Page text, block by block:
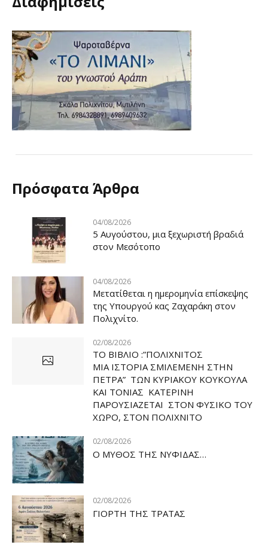
Πρόσφατα Άρθρα
04/08/2026
5 Αυγούστου, μια ξεχωριστή βραδιά
στον Μεσότοπο
04/08/2026
Μετατίθεται η ημερομηνία επίσκεψης
της Υπουργού κας Ζαχαράκη στον
Πολιχνίτο.
02/08/2026
ΤΟ ΒΙΒΛΙΟ :”ΠΟΛΙΧΝΙΤΟΣ
ΜΙΑ ΙΣΤΟΡΙΑ ΣΜΙΛΕΜΕΝΗ ΣΤΗΝ
ΠΕΤΡΑ” ΤΩΝ ΚΥΡΙΑΚΟΥ ΚΟΥΚΟΥΛΑ
ΚΑΙ ΤΟΝΙΑΣ ΚΑΤΕΡΙΝΗ
ΠΑΡΟΥΣΙΑΖΕΤΑΙ ΣΤΟΝ ΦΥΣΙΚΟ ΤOY
ΧΩΡΟ, ΣΤΟΝ ΠΟΛΙΧΝΙΤΟ
02/08/2026
Ο ΜΥΘΟΣ ΤΗΣ ΝΥΦΙΔΑΣ…
02/08/2026
ΓΙΟΡΤΗ ΤΗΣ ΤΡΑΤΑΣ